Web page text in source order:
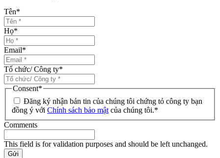
Tên*
Họ*
Email*
Tổ chức/ Công ty*
Consent*
Đăng ký nhận bản tin của chúng tôi chứng tỏ công ty bạn
đồng ý với Chính sách bảo mật của chúng tôi.*
Comments
This field is for validation purposes and should be left unchanged.
Gửi